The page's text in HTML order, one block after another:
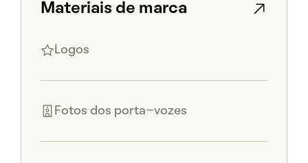
Materiais de marca
Logos
Fotos dos porta-vozes